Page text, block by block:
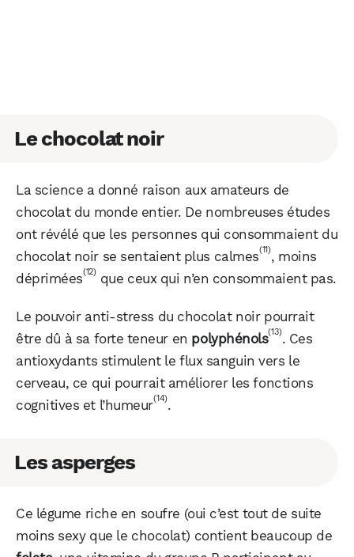
Le chocolat noir
La science a donné raison aux amateurs de
chocolat du monde entier. De nombreuses études
ont révélé que les personnes qui consommaient du
chocolat noir se sentaient plus calmes(11), moins
déprimées(12) que ceux qui n’en consommaient pas.
Le pouvoir anti-stress du chocolat noir pourrait
être dû à sa forte teneur en polyphénols(13). Ces
antioxydants stimulent le flux sanguin vers le
cerveau, ce qui pourrait améliorer les fonctions
cognitives et l’humeur(14).
Les asperges
Ce légume riche en soufre (oui c’est tout de suite
moins sexy que le chocolat) contient beaucoup de